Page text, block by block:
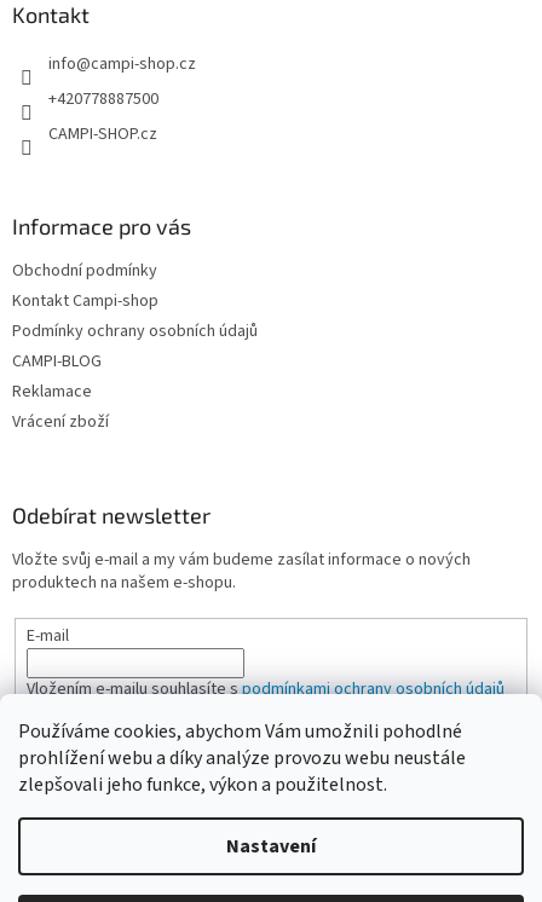
Používáme cookies, abychom Vám umožnili pohodlné
prohlížení webu a díky analýze provozu webu neustále
zlepšovali jeho funkce, výkon a použitelnost.
Nastavení
Kontakt
info@campi-shop.cz
+420778887500
CAMPI-SHOP.cz
Informace pro vás
Obchodní podmínky
Kontakt Campi-shop
Podmínky ochrany osobních údajů
CAMPI-BLOG
Reklamace
Vrácení zboží
Odebírat newsletter
Vložte svůj e-mail a my vám budeme zasílat informace o nových
produktech na našem e-shopu.
E-mail
Vložením e-mailu souhlasíte spodmínkami ochrany osobních údajů
PŘIHLÁSIT SE
Vytvořil Shoptet